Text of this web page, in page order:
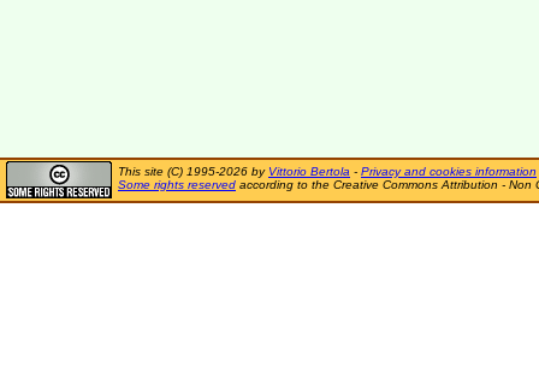
This site (C) 1995-2026 by Vittorio Bertola - Privacy and cookies information
Some rights reserved according to the Creative Commons Attribution - Non